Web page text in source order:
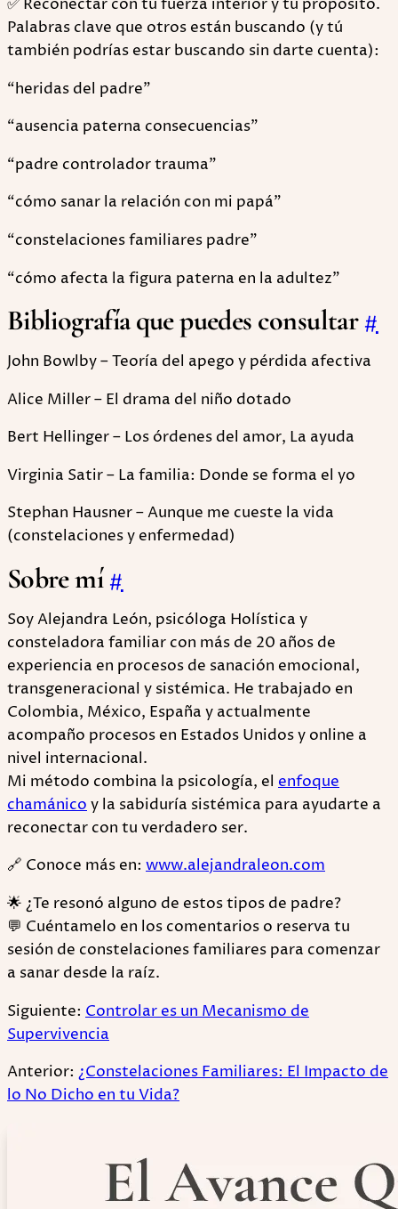
✅ Reconectar con tu fuerza interior y tu propósito.
Palabras clave que otros están buscando (y tú
también podrías estar buscando sin darte cuenta):
“heridas del padre”
“ausencia paterna consecuencias”
“padre controlador trauma”
“cómo sanar la relación con mi papá”
“constelaciones familiares padre”
“cómo afecta la figura paterna en la adultez”
Bibliografía que puedes consultar#
John Bowlby – Teoría del apego y pérdida afectiva
Alice Miller – El drama del niño dotado
Bert Hellinger – Los órdenes del amor, La ayuda
Virginia Satir – La familia: Donde se forma el yo
Stephan Hausner – Aunque me cueste la vida
(constelaciones y enfermedad)
Sobre mí#
Soy Alejandra León, psicóloga Holística y
consteladora familiar con más de 20 años de
experiencia en procesos de sanación emocional,
transgeneracional y sistémica. He trabajado en
Colombia, México, España y actualmente
acompaño procesos en Estados Unidos y online a
nivel internacional.
Mi método combina la psicología, el enfoque
chamánicoy la sabiduría sistémica para ayudarte a
reconectar con tu verdadero ser.
🔗 Conoce más en: www.alejandraleon.com
🌟 ¿Te resonó alguno de estos tipos de padre?
💬 Cuéntamelo en los comentarios o reserva tu
sesión de constelaciones familiares para comenzar
a sanar desde la raíz.
Siguiente: Controlar es un Mecanismo de
Supervivencia
Anterior: ¿Constelaciones Familiares: El Impacto de
lo No Dicho en tu Vida?